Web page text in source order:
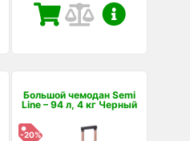
Большой чемодан Semi
Line – 94 л, 4 кг Черный
-20%